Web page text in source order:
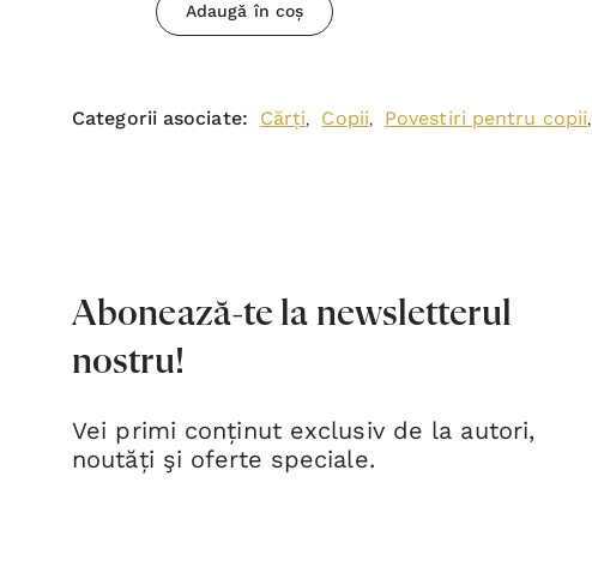
Adaugă în coș
Categorii asociate: Cărți, Copii, Povestiri pentru copii,
Abonează-te la newsletterul
nostru!
Vei primi conținut exclusiv de la autori,
noutăți şi oferte speciale.